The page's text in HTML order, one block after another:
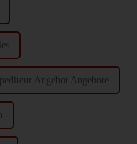
Angebot Angebote